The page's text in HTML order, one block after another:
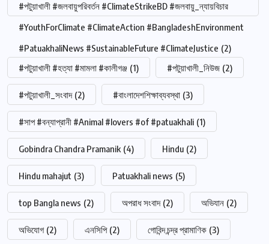
#পটুয়াখালী #জলবায়ুপরিবর্তন #ClimateStrikeBD #জলবায়ু_ন্যায়বিচার
#YouthForClimate #ClimateAction #BangladeshEnvironment
#PatuakhaliNews #SustainableFuture #ClimateJustice (2)
#পটুয়াখালী #হত্যা #মামলা #কালীগঞ্জ (1) #পটুয়াখালী_নিউজ (2)
#পটুয়াখালী_সংবাদ (2) #বাংলাদেশশিক্ষাব্যবস্থা (3)
#সাপ #বন্যাপ্রানী #Animal #lovers #of #patuakhali (1)
Gobindra Chandra Pramanik (4) Hindu (2)
Hindu mahajut (3) Patuakhali news (5)
top Bangla news (2) অপরাধ সংবাদ (2) অভিযান (2)
অভিযোগ (2) এনসিপি (2) গোবিন্দ চন্দ্র প্রামাণিক (3)